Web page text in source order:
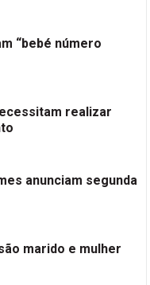
“bebé número
realizar
anunciam segunda
marido e mulher